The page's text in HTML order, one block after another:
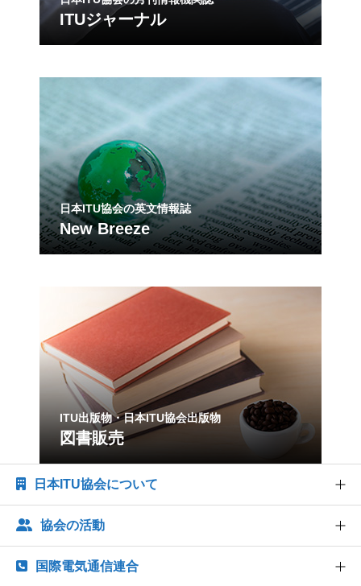
ITUジャーナル
日本ITU協会の英文情報誌
New Breeze
ITU出版物・日本ITU協会出版物
図書販売
日本ITU協会について
協会概要
協会の活動
世界情報社会・電気通信日記念行事
国際電気通信連合